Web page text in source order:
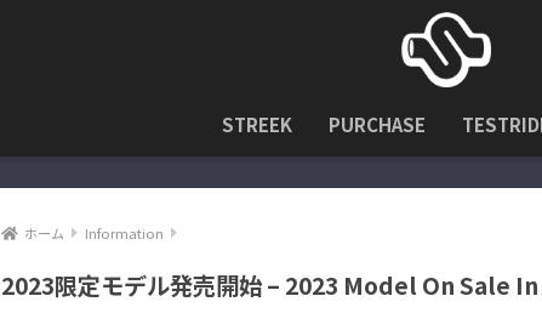
STREEK PURCHASE
ホーム Information
2023限定モデル発売開始 – 2023 Model On Sale